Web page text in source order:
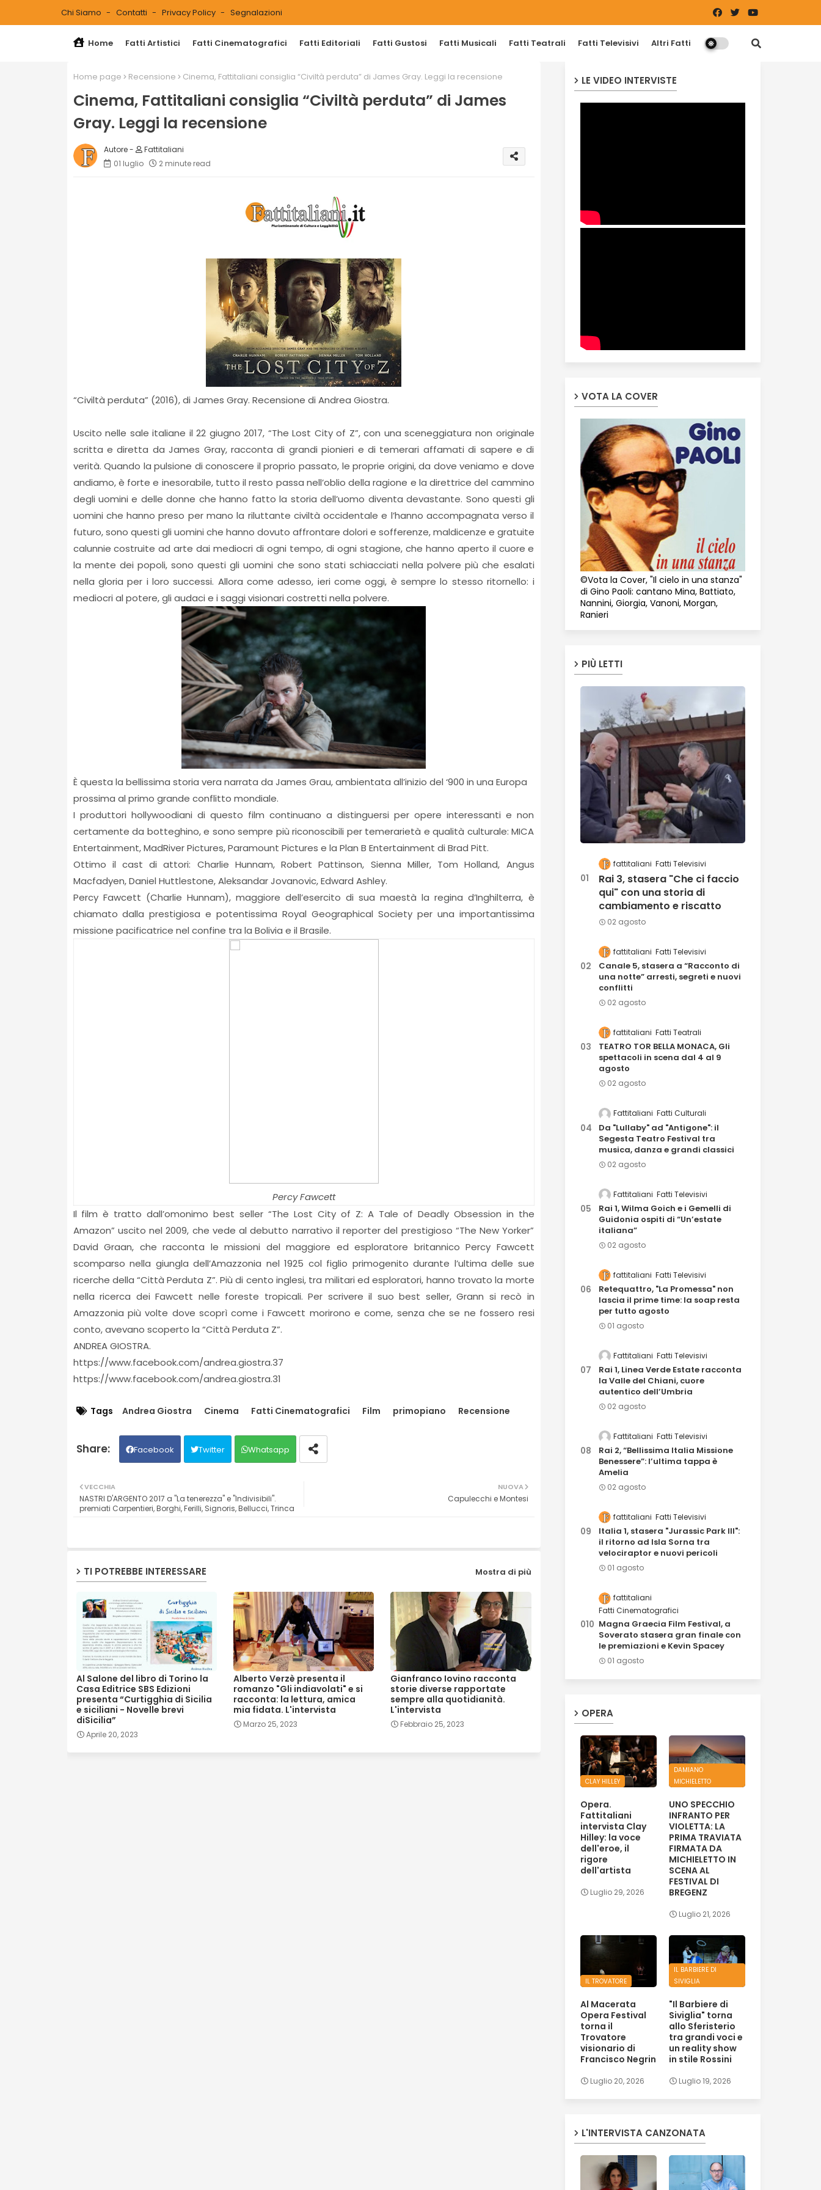
Chi Siamo Contatti Privacy Policy Segnalazioni
Home Fatti Artistici Fatti Cinematografici Fatti Editoriali Fatti Gustosi Fatti Musicali Fatti Teatrali Fatti Televisivi Altri Fatti
Home page Recensione Cinema, Fattitaliani consiglia “Civiltà perduta” di James Gray. Leggi la recensione
Cinema, Fattitaliani consiglia “Civiltà perduta” di James
Gray. Leggi la recensione
Fattitaliani
01 luglio
2 minute read
“Civiltà perduta” (2016), di James Gray. Recensione di Andrea Giostra.
Uscito nelle sale italiane il 22 giugno 2017, “The Lost City of Z”, con una sceneggiatura non originale
scritta e diretta da James Gray, racconta di grandi pionieri e di temerari affamati di sapere e di
verità. Quando la pulsione di conoscere il proprio passato, le proprie origini, da dove veniamo e dove
andiamo, è forte e inesorabile, tutto il resto passa nell’oblio della ragione e la direttrice del cammino
degli uomini e delle donne che hanno fatto la storia dell’uomo diventa devastante. Sono questi gli
uomini che hanno preso per mano la riluttante civiltà occidentale e l’hanno accompagnata verso il
futuro, sono questi gli uomini che hanno dovuto affrontare dolori e sofferenze, maldicenze e gratuite
calunnie costruite ad arte dai mediocri di ogni tempo, di ogni stagione, che hanno aperto il cuore e
la mente dei popoli, sono questi gli uomini che sono stati schiacciati nella polvere più che esalati
nella gloria per i loro successi. Allora come adesso, ieri come oggi, è sempre lo stesso ritornello: i
mediocri al potere, gli audaci e i saggi visionari costretti nella polvere.
È questa la bellissima storia vera narrata da James Grau, ambientata all’inizio del ‘900 in una Europa
prossima al primo grande conflitto mondiale.
I produttori hollywoodiani di questo film continuano a distinguersi per opere interessanti e non
certamente da botteghino, e sono sempre più riconoscibili per temerarietà e qualità culturale: MICA
Entertainment, MadRiver Pictures, Paramount Pictures e la Plan B Entertainment di Brad Pitt.
Ottimo il cast di attori: Charlie Hunnam, Robert Pattinson, Sienna Miller, Tom Holland, Angus
Macfadyen, Daniel Huttlestone, Aleksandar Jovanovic, Edward Ashley.
Percy Fawcett (Charlie Hunnam), maggiore dell’esercito di sua maestà la regina d’Inghilterra, è
chiamato dalla prestigiosa e potentissima Royal Geographical Society per una importantissima
missione pacificatrice nel confine tra la Bolivia e il Brasile.
Percy Fawcett
Il film è tratto dall’omonimo best seller “The Lost City of Z: A Tale of Deadly Obsession in the
Amazon” uscito nel 2009, che vede al debutto narrativo il reporter del prestigioso “The New Yorker”
David Graan, che racconta le missioni del maggiore ed esploratore britannico Percy Fawcett
scomparso nella giungla dell’Amazzonia nel 1925 col figlio primogenito durante l’ultima delle sue
ricerche della “Città Perduta Z”. Più di cento inglesi, tra militari ed esploratori, hanno trovato la morte
nella ricerca dei Fawcett nelle foreste tropicali. Per scrivere il suo best seller, Grann si recò in
Amazzonia più volte dove scoprì come i Fawcett morirono e come, senza che se ne fossero resi
conto, avevano scoperto la “Città Perduta Z”.
ANDREA GIOSTRA.
https://www.facebook.com/andrea.giostra.37
https://www.facebook.com/andrea.giostra.31
Tags Andrea Giostra Cinema Fatti Cinematografici Film primopiano Recensione
Facebook Twitter Whatsapp
NUOVA
Capulecchi e Montesi
VECCHIA
NASTRI D'ARGENTO 2017 a "La tenerezza" e "Indivisibili".
premiati Carpentieri, Borghi, Ferilli, Signoris, Bellucci, Trinca
TI POTREBBE INTERESSARE Mostra di più
Al Salone del libro di Torino la
Casa Editrice SBS Edizioni
presenta “Curtigghia di Sicilia
e siciliani - Novelle brevi
diSicilia”
Aprile 20, 2023
Alberto Verzè presenta il
romanzo "Gli indiavolati" e si
racconta: la lettura, amica
mia fidata. L'intervista
Marzo 25, 2023
Gianfranco Iovino racconta
storie diverse rapportate
sempre alla quotidianità.
L'intervista
Febbraio 25, 2023
LE VIDEO INTERVISTE
VOTA LA COVER
©Vota la Cover, "Il cielo in una stanza"
di Gino Paoli: cantano Mina, Battiato,
Nannini, Giorgia, Vanoni, Morgan,
Ranieri
PIÙ LETTI
fattitaliani Fatti Televisivi
Rai 3, stasera "Che ci faccio
qui" con una storia di
cambiamento e riscatto
02 agosto
fattitaliani Fatti Televisivi
Canale 5, stasera a “Racconto di
una notte” arresti, segreti e nuovi
conflitti
02 agosto
fattitaliani Fatti Teatrali
TEATRO TOR BELLA MONACA, Gli
spettacoli in scena dal 4 al 9
agosto
02 agosto
Fattitaliani Fatti Culturali
Da "Lullaby" ad "Antigone": il
Segesta Teatro Festival tra
musica, danza e grandi classici
02 agosto
Fattitaliani Fatti Televisivi
Rai 1, Wilma Goich e i Gemelli di
Guidonia ospiti di “Un’estate
italiana”
02 agosto
fattitaliani Fatti Televisivi
Retequattro, "La Promessa" non
lascia il prime time: la soap resta
per tutto agosto
01 agosto
Fattitaliani Fatti Televisivi
Rai 1, Linea Verde Estate racconta
la Valle del Chiani, cuore
autentico dell’Umbria
02 agosto
Fattitaliani Fatti Televisivi
Rai 2, “Bellissima Italia Missione
Benessere”: l’ultima tappa è
Amelia
02 agosto
fattitaliani Fatti Televisivi
Italia 1, stasera "Jurassic Park III":
il ritorno ad Isla Sorna tra
velociraptor e nuovi pericoli
01 agosto
fattitaliani
Fatti Cinematografici
Magna Graecia Film Festival, a
Soverato stasera gran finale con
le premiazioni e Kevin Spacey
01 agosto
OPERA
CLAY HILLEY
Opera.
Fattitaliani
intervista Clay
Hilley: la voce
dell'eroe, il
rigore
dell'artista
Luglio 29, 2026
DAMIANO
MICHIELETTO
UNO SPECCHIO
INFRANTO PER
VIOLETTA: LA
PRIMA TRAVIATA
FIRMATA DA
MICHIELETTO IN
SCENA AL
FESTIVAL DI
BREGENZ
Luglio 21, 2026
IL TROVATORE
Al Macerata
Opera Festival
torna il
Trovatore
visionario di
Francisco Negrin
Luglio 20, 2026
IL BARBIERE DI
SIVIGLIA
"Il Barbiere di
Siviglia" torna
allo Sferisterio
tra grandi voci e
un reality show
in stile Rossini
Luglio 19, 2026
L'INTERVISTA CANZONATA